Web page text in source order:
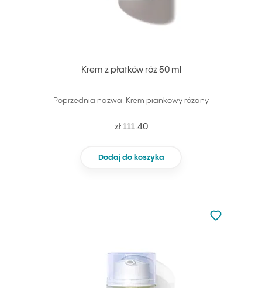
Krem z płatków róż 50 ml
Poprzednia nazwa: Krem piankowy różany
zł 111.40
Dodaj do koszyka
Nie dodano
Dodaj do